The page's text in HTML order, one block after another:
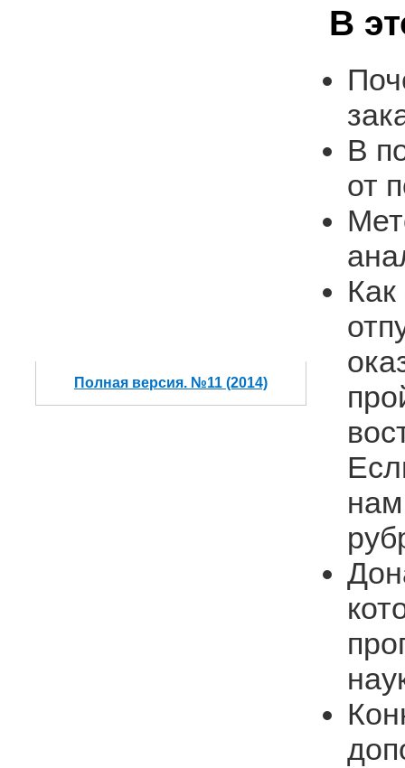
Полная версия. №11 (2014)
В
В
от
Как